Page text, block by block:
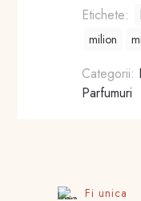
Etichete:
milion
Categorii:
Parfumuri
Fi unica